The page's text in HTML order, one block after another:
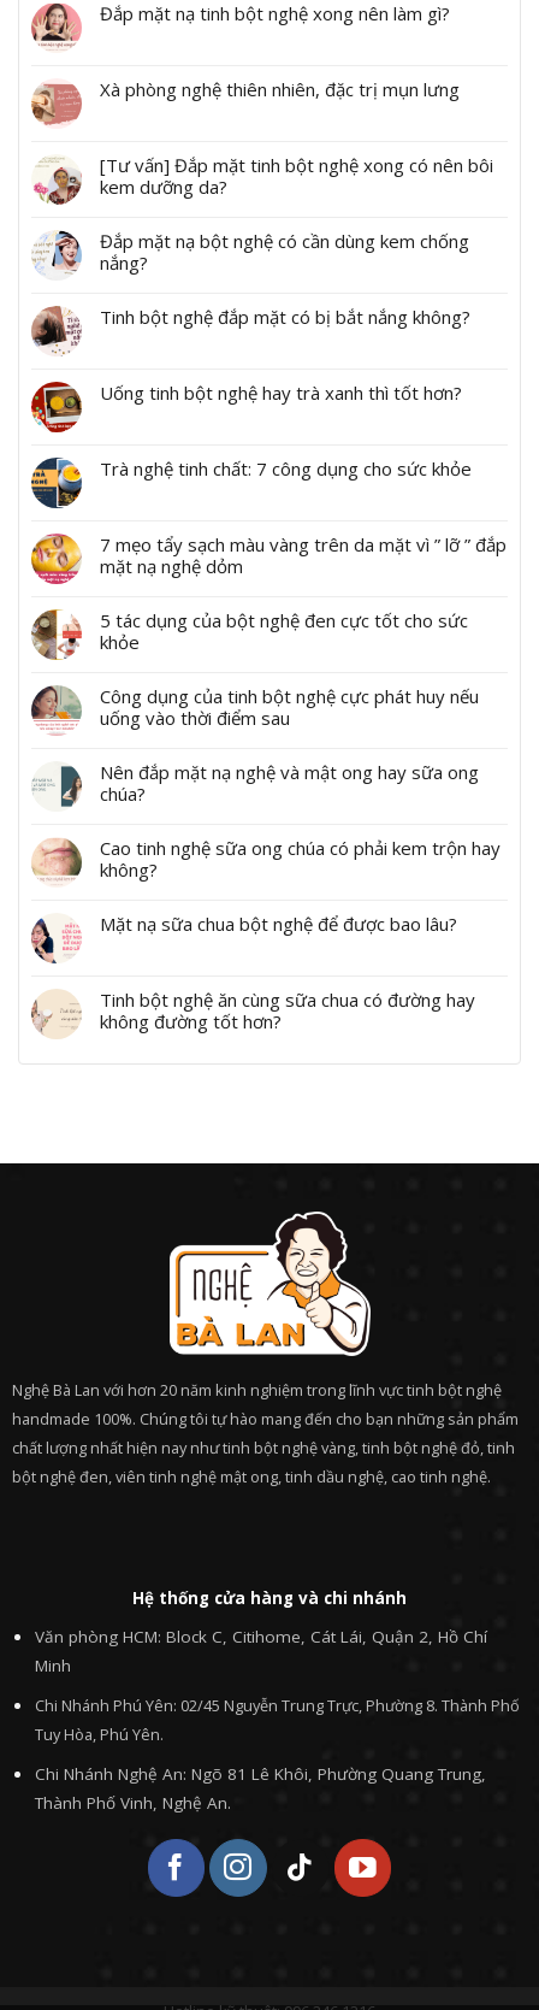
Đắp mặt nạ tinh bột nghệ xong nên làm gì?
Xà phòng nghệ thiên nhiên, đặc trị mụn lưng
[Tư vấn] Đắp mặt tinh bột nghệ xong có nên bôi
kem dưỡng da?
Đắp mặt nạ bột nghệ có cần dùng kem chống
nắng?
Tinh bột nghệ đắp mặt có bị bắt nắng không?
Uống tinh bột nghệ hay trà xanh thì tốt hơn?
Trà nghệ tinh chất: 7 công dụng cho sức khỏe
7 mẹo tẩy sạch màu vàng trên da mặt vì ” lỡ ” đắp
mặt nạ nghệ dỏm
5 tác dụng của bột nghệ đen cực tốt cho sức
khỏe
Công dụng của tinh bột nghệ cực phát huy nếu
uống vào thời điểm sau
Nên đắp mặt nạ nghệ và mật ong hay sữa ong
chúa?
Cao tinh nghệ sữa ong chúa có phải kem trộn hay
không?
Mặt nạ sữa chua bột nghệ để được bao lâu?
Tinh bột nghệ ăn cùng sữa chua có đường hay
không đường tốt hơn?
Nghệ Bà Lan với hơn 20 năm kinh nghiệm trong lĩnh vực tinh bột nghệ
handmade 100%. Chúng tôi tự hào mang đến cho bạn những sản phẩm
chất lượng nhất hiện nay như tinh bột nghệ vàng, tinh bột nghệ đỏ, tinh
bột nghệ đen, viên tinh nghệ mật ong, tinh dầu nghệ, cao tinh nghệ.
Hệ thống cửa hàng và chi nhánh
Văn phòng HCM: Block C, Citihome, Cát Lái, Quận 2, Hồ Chí
Minh
Chi Nhánh Phú Yên: 02/45 Nguyễn Trung Trực, Phường 8. Thành Phố
Tuy Hòa, Phú Yên.
Chi Nhánh Nghệ An: Ngõ 81 Lê Khôi, Phường Quang Trung,
Thành Phố Vinh, Nghệ An.